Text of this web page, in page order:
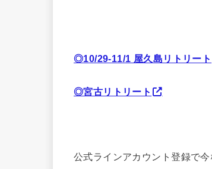
◎10/29-11/1 屋久島リトリート
◎宮古リトリート
公式ラインアカウント登録で